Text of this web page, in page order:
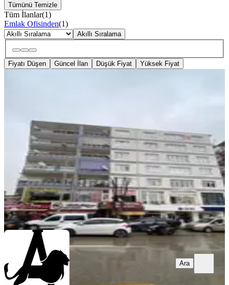
Tümünü Temizle
Tüm İlanlar(1)
Emlak Ofisinden(1)
Akıllı Sıralama
Fiyatı Düşen Güncel İlan Düşük Fiyat Yüksek Fiyat
1 Oda
· 181 m² ·Düz Giriş (Zemin)·02.04.2026
50.000 ₺55.000 ₺
ARSLAN EMLAKEyüp Arslan
Ara
Ara